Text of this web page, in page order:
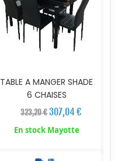
TABLE A MANGER SHADE
6 CHAISES
323,20 €307,04 €
En stock Mayotte